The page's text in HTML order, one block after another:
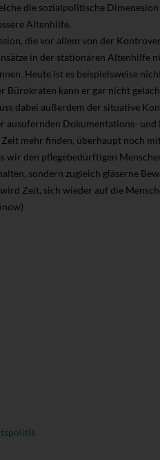
die sozialpolitische
Altenhilfe.
die vor allem von der
in der stationären Altenhilfe
Heute ist es beispielsweise
Bürokraten kann er gar nicht
dabei außerdem der situative
ausufernden Dokumentations-
Zeit mehr finden, überhaupt noch
wir den pflegebedürftigen
sondern zugleich gläserne
Zeit, sich wieder auf die